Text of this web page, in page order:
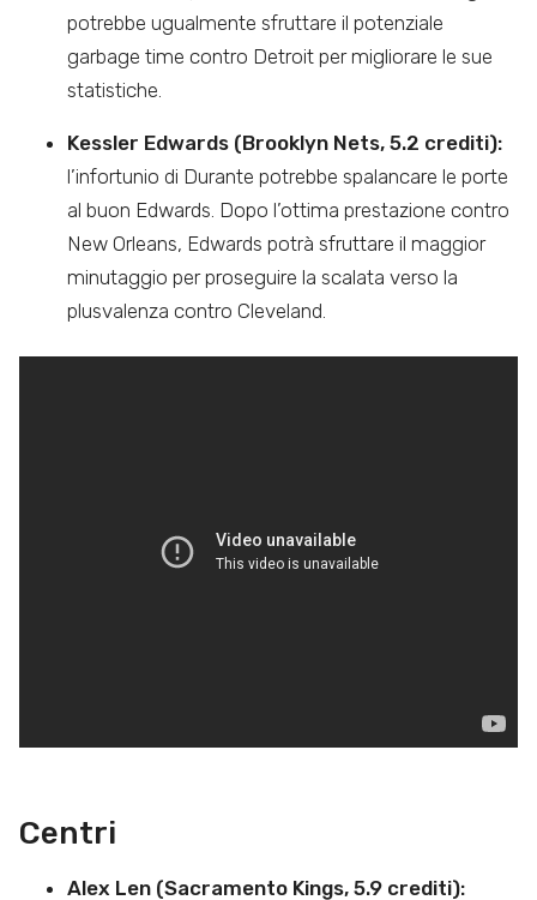
potrebbe ugualmente sfruttare il potenziale
garbage time contro Detroit per migliorare le sue
statistiche.
Kessler Edwards (Brooklyn Nets, 5.2 crediti):
l’infortunio di Durante potrebbe spalancare le porte
al buon Edwards. Dopo l’ottima prestazione contro
New Orleans, Edwards potrà sfruttare il maggior
minutaggio per proseguire la scalata verso la
plusvalenza contro Cleveland.
Centri
Alex Len (Sacramento Kings, 5.9 crediti):